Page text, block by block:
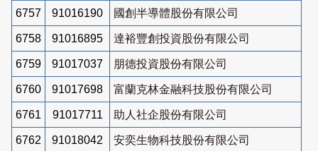
6757 91016190 國創半導體股份有限公司
6758 91016895 達裕豐創投資股份有限公司
6759 91017037 朋德投資股份有限公司
6760 91017698 富蘭克林金融科技股份有限公司
6761 91017711 助人社企股份有限公司
6762 91018042 安奕生物科技股份有限公司